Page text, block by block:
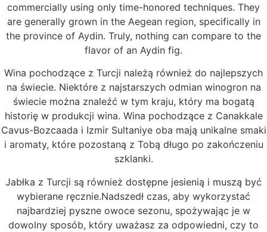
commercially using only time-honored techniques. They
are generally grown in the Aegean region, specifically in
the province of Aydin. Truly, nothing can compare to the
flavor of an Aydin fig.
Wina pochodzące z Turcji należą również do najlepszych
na świecie. Niektóre z najstarszych odmian winogron na
świecie można znaleźć w tym kraju, który ma bogatą
historię w produkcji wina. Wina pochodzące z Canakkale
Cavus-Bozcaada i Izmir Sultaniye oba mają unikalne smaki
i aromaty, które pozostaną z Tobą długo po zakończeniu
szklanki.
Jabłka z Turcji są również dostępne jesienią i muszą być
wybierane ręcznie.Nadszedł czas, aby wykorzystać
najbardziej pyszne owoce sezonu, spożywając je w
dowolny sposób, który uważasz za odpowiedni, czy to